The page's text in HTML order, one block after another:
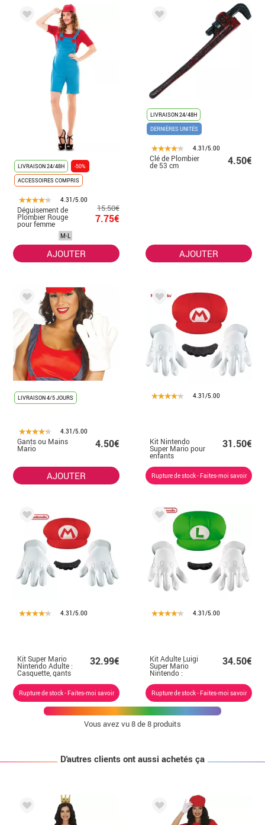
LIVRAISON 24/48H
-50%
ACCESSOIRES COMPRIS
4.31/5.00
Déguisement de
Plombier Rouge
pour femme
15.50€
7.75€
M-L
AJOUTER
LIVRAISON 24/48H
DERNIÈRES UNITÉS
4.31/5.00
Clé de Plombier
de 53 cm 4.50€
AJOUTER
LIVRAISON 4/5 JOURS
4.31/5.00
Gants ou Mains
Mario 4.50€
AJOUTER
4.31/5.00
Kit Nintendo
Super Mario pour
enfants
31.50€
Rupture de stock - Faites-moi savoir
4.31/5.00
Kit Super Mario
Nintendo Adulte :
Casquette, gants
et moustache
32.99€
Rupture de stock - Faites-moi savoir
4.31/5.00
Kit Adulte Luigi
Super Mario
Nintendo :
et moustache
34.50€
Rupture de stock - Faites-moi savoir
Vous avez vu8de 8 produits
D'autres clients ont aussi achetés ça